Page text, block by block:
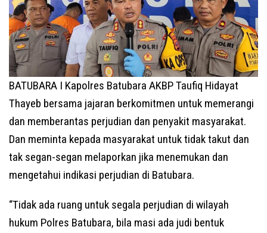
BATUBARA I Kapolres Batubara AKBP Taufiq Hidayat
Thayeb bersama jajaran berkomitmen untuk memerangi
dan memberantas perjudian dan penyakit masyarakat.
Dan meminta kepada masyarakat untuk tidak takut dan
tak segan-segan melaporkan jika menemukan dan
mengetahui indikasi perjudian di Batubara.
“Tidak ada ruang untuk segala perjudian di wilayah
hukum Polres Batubara, bila masi ada judi bentuk